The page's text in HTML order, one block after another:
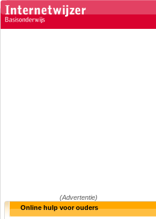
(Advertentie)
Online hulp voor ouders